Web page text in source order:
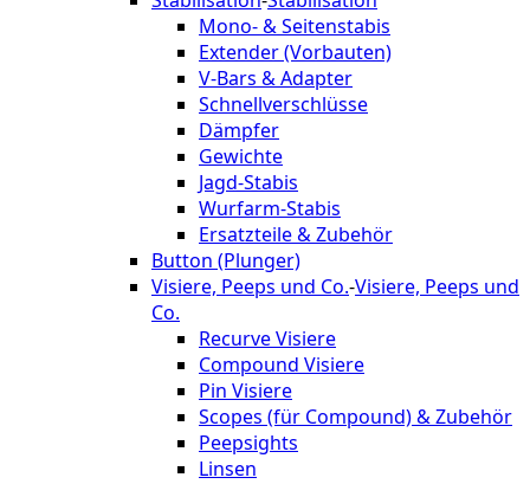
Mono- & Seitenstabis
Extender (Vorbauten)
V-Bars & Adapter
Schnellverschlüsse
Dämpfer
Gewichte
Jagd-Stabis
Wurfarm-Stabis
Ersatzteile & Zubehör
Button (Plunger)
Visiere, Peeps und Co.-Visiere, Peeps und
Co.
Recurve Visiere
Compound Visiere
Pin Visiere
Scopes (für Compound) & Zubehör
Peepsights
Linsen